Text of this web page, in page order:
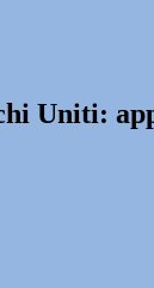
Uniti: